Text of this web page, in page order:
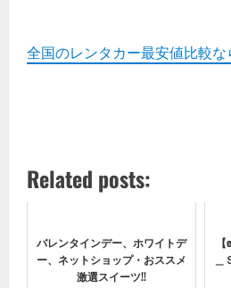
全国のレンタカー最安値比較な
Related posts:
バレンタインデー、ホワイトデ
ー、ネットショップ・おススメ
激選スイーツ!!